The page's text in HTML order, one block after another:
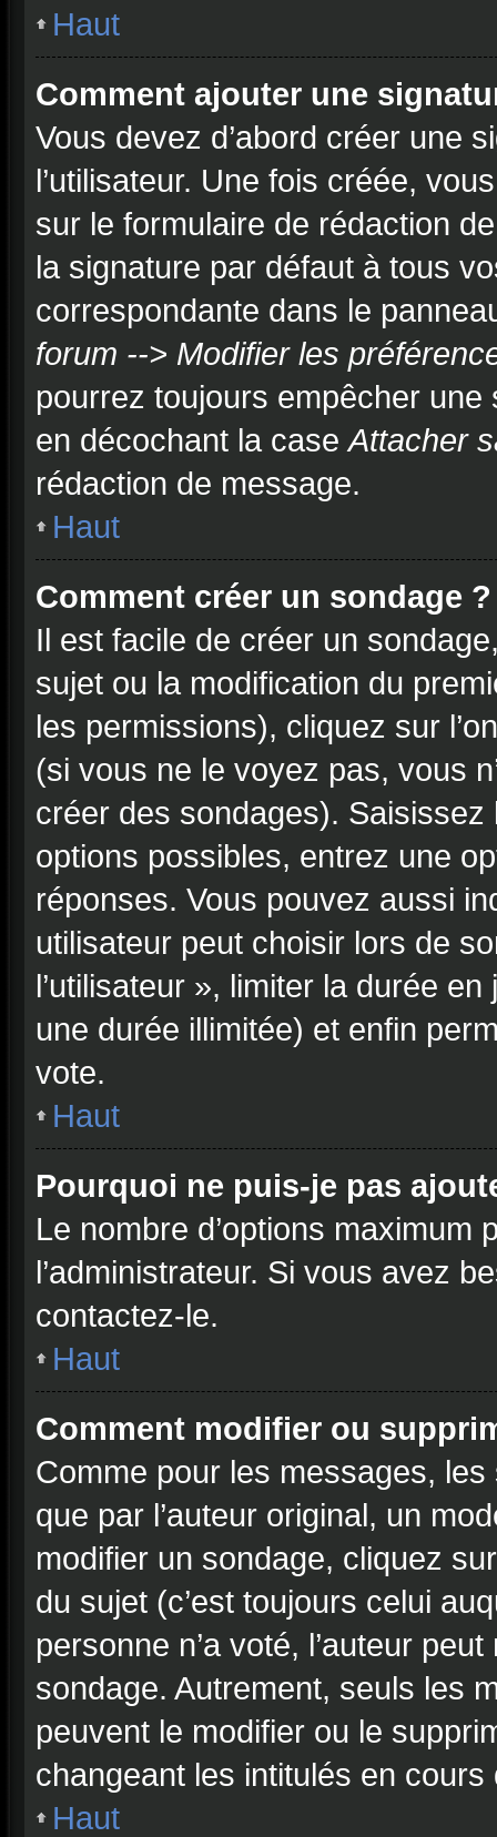
Haut
Comment ajouter une
Vous devez d’abord créer une
l’utilisateur. Une fois créée,
sur le formulaire de rédaction
la signature par défaut à tous
correspondante dans le
forum --> Modifier les
pourrez toujours empêcher une
en décochant la case Attacher
rédaction de message.
Haut
Comment créer un sondage ?
Il est facile de créer un
sujet ou la modification du
les permissions), cliquez sur
(si vous ne le voyez pas, vous
créer des sondages).
options possibles, entrez une
réponses. Vous pouvez aussi
utilisateur peut choisir lors de
l’utilisateur », limiter la durée
une durée illimitée) et enfin
vote.
Haut
Pourquoi ne puis-je pas
Le nombre d’options maximum
l’administrateur. Si vous avez
contactez-le.
Haut
Comment modifier ou
Comme pour les messages,
que par l’auteur original, un
modifier un sondage, cliquez
du sujet (c’est toujours celui
personne n’a voté, l’auteur
sondage. Autrement, seuls les
peuvent le modifier ou le
changeant les intitulés en cours
Haut